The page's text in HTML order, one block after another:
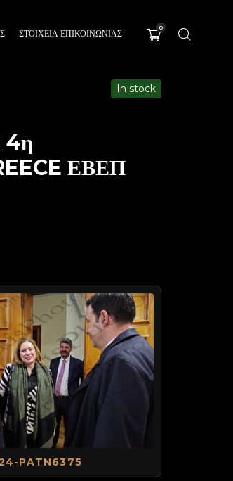
ΣΤΟΙΧΕΙΑ ΕΠΙΚΟΙΝΩΝΙΑΣ
0
ΕΒΕΠ
In stock
PATN6375